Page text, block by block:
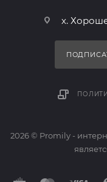
х.
2026 © Promily -